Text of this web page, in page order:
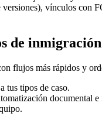
vínculos con
de inmigración
flujos más rápidos y
tus tipos de caso.
documental